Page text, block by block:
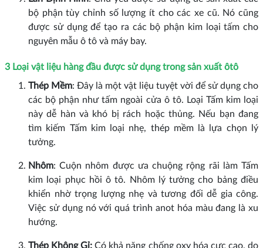
bộ phận tùy chỉnh số lượng ít cho các xe cũ. Nó cũng
được sử dụng để tạo ra các bộ phận kim loại tấm cho
nguyên mẫu ô tô và máy bay.
3 Loại vật liệu hàng đầu được sử dụng trong sản xuất ôtô
Thép Mềm: Đây là một vật liệu tuyệt vời để sử dụng cho
các bộ phận như tấm ngoài cửa ô tô. Loại Tấm kim loại
này dễ hàn và khó bị rách hoặc thủng. Nếu bạn đang
tìm kiếm Tấm kim loại nhẹ, thép mềm là lựa chọn lý
tưởng.
Nhôm: Cuộn nhôm được ưa chuộng rộng rãi làm Tấm
kim loại phục hồi ô tô. Nhôm lý tưởng cho bảng điều
khiển nhờ trọng lượng nhẹ và tương đối dễ gia công.
Việc sử dụng nó với quá trình anot hóa màu đang là xu
hướng.
Thép Không Gỉ: Có khả năng chống oxy hóa cực cao, do